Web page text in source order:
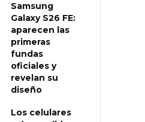
Samsung
Galaxy S26 FE:
aparecen las
primeras
fundas
oficiales y
revelan su
diseño
Los celulares